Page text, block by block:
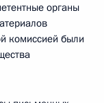
органы
комиссией были